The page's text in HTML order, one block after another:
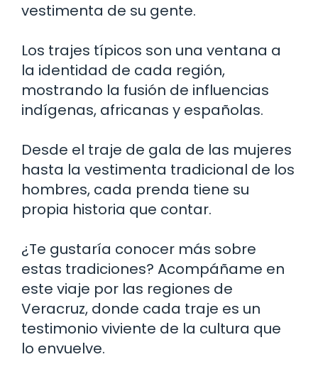
vestimenta de su gente.
Los trajes típicos son una ventana a
la identidad de cada región,
mostrando la fusión de influencias
indígenas, africanas y españolas.
Desde el traje de gala de las mujeres
hasta la vestimenta tradicional de los
hombres, cada prenda tiene su
propia historia que contar.
¿Te gustaría conocer más sobre
estas tradiciones? Acompáñame en
este viaje por las regiones de
Veracruz, donde cada traje es un
testimonio viviente de la cultura que
lo envuelve.